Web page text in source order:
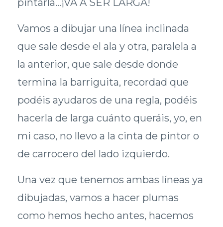
pintarla...¡VA A SER LARGA!
Vamos a dibujar una línea inclinada
que sale desde el ala y otra, paralela a
la anterior, que sale desde donde
termina la barriguita, recordad que
podéis ayudaros de una regla, podéis
hacerla de larga cuánto queráis, yo, en
mi caso, no llevo a la cinta de pintor o
de carrocero del lado izquierdo.
Una vez que tenemos ambas líneas ya
dibujadas, vamos a hacer plumas
como hemos hecho antes, hacemos